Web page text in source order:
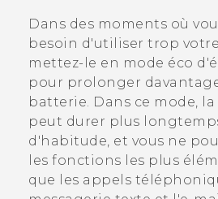
ASSISTANCE
Appareils HTC & Accessoires
Connexion
Dans des moments où
besoin d'utiliser trop
mettez-le en mode éco
pour prolonger
batterie. Dans ce mode,
peut durer plus
d'habitude, et vous ne
les fonctions les plus
que les appels